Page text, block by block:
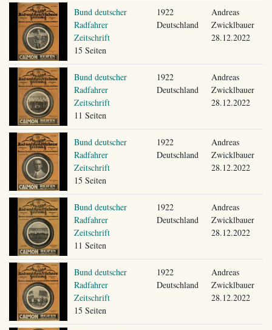
Bund deutscher
Radfahrer
Zeitschrift
15 Seiten
1922
Deutschland
Andreas
Zwicklbauer
28.12.2022
Bund deutscher
Radfahrer
Zeitschrift
11 Seiten
1922
Deutschland
Andreas
Zwicklbauer
28.12.2022
Bund deutscher
Radfahrer
Zeitschrift
15 Seiten
1922
Deutschland
Andreas
Zwicklbauer
28.12.2022
Bund deutscher
Radfahrer
Zeitschrift
11 Seiten
1922
Deutschland
Andreas
Zwicklbauer
28.12.2022
Bund deutscher
Radfahrer
Zeitschrift
15 Seiten
1922
Deutschland
Andreas
Zwicklbauer
28.12.2022